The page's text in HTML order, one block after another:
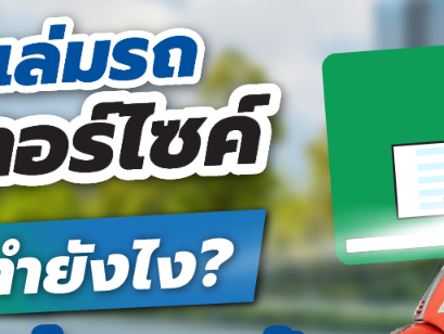
คำประกาศ
ทั้งนี้ ก่อนการ
อกสารชี้แจง
ประสงค์ในการ
ประมวลผล
เจ้าให้ความ
รนี้ด้วยความ
พเจ้าทราบว่า
ก็ได้ เว้นแต่ใน
ญาระหว่าง
กรณีที่ข้าพเจ้า
ยอมรับว่า การ
าพเจ้าอาจได้รับ
าไม่สามารถเข้า
ะข้าพเจ้าทราบ
บต่อการประมวล
ล้วก่อนการถอน
“ให้ความ
ยินยอมของ